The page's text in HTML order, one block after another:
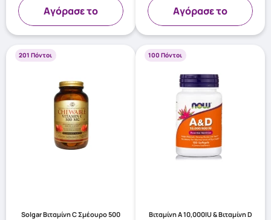
Aγόρασε το Aγόρασε το
201 Πόντοι
Solgar Βιταμίνη C Σμέουρο 500
100 Πόντοι
Βιταμίνη Α 10,000IU & Βιταμίνη D